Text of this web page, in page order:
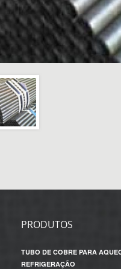
PRODUTOS
TUBO DE COBRE PARA
REFRIGERAÇÃO